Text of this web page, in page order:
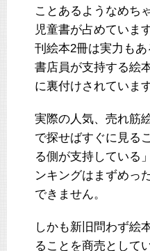
ことあるようなめち
児童書が占めていま
刊絵本2冊は実力も
書店員が支持する絵
に裏付けされています
実際の人気、売れ筋
で探せばすぐに見る
る側が支持している
ンキングはまずめっ
できません。
しかも新旧問わず絵
ることを商売として